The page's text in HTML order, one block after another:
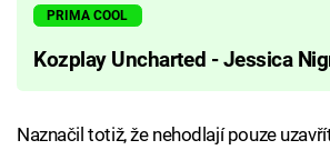
PRIMA COOL
Kozplay Uncharted - Jessica
Naznačil totiž, že nehodlají pouze